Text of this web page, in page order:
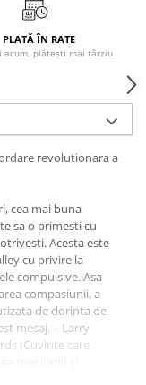
PLATĂ ÎN RATE
acum, plătești mai târziu
revolutionara a
cea mai buna
sa o primesti cu
Acesta este
cu privire la
compulsive. Asa
compasiunii, a
de dorinta de
mesaj. – Larry
(Cuvinte care
de corp)